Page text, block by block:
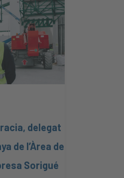
delegat
de l’Àrea de
Sorigué